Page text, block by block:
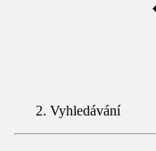
Vyhledávání